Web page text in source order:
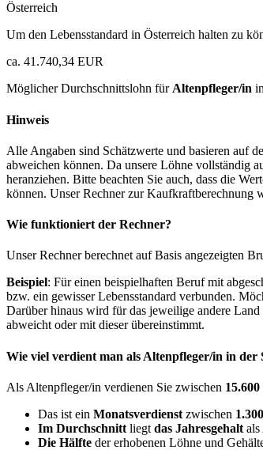
Österreich
Um den Lebensstandard in Österreich halten zu
ca. 41.740,34 EUR
Möglicher Durchschnittslohn fürAltenpfleger/in
Hinweis
Alle Angaben sind Schätzwerte und basieren auf
abweichen können. Da unsere Löhne vollständig
heranziehen. Bitte beachten Sie auch, dass die
können. Unser Rechner zur Kaufkraftberechnung
Wie funktioniert der Rechner?
Unser Rechner berechnet auf Basis angezeigten
Beispiel: Für einen beispielhaften Beruf mit
bzw. ein gewisser Lebensstandard verbunden.
Darüber hinaus wird für das jeweilige andere
abweicht oder mit dieser übereinstimmt.
Wie viel verdient man als Altenpfleger/in in der
Als Altenpfleger/in verdienen Sie zwischen
Das ist ein Monatsverdienst zwischen
Im Durchschnitt liegt das Jahresgehalt
Die Hälfte der erhobenen Löhne und